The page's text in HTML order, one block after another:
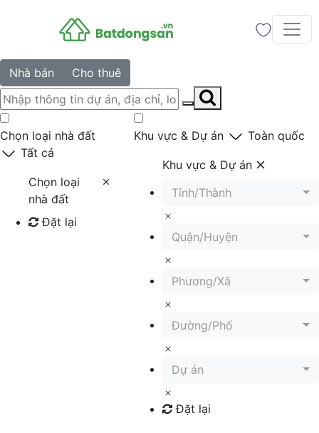
Nhà bán Cho thuê
Chọn loại nhà đất
Tất cả
Chọn loại
nhà đất
Đặt lại
Khu vực & Dự án Toàn quốc
Khu vực & Dự án
Tỉnh/Thành
Quận/Huyện
Phương/Xã
Đường/Phố
Dự án
Đặt lại